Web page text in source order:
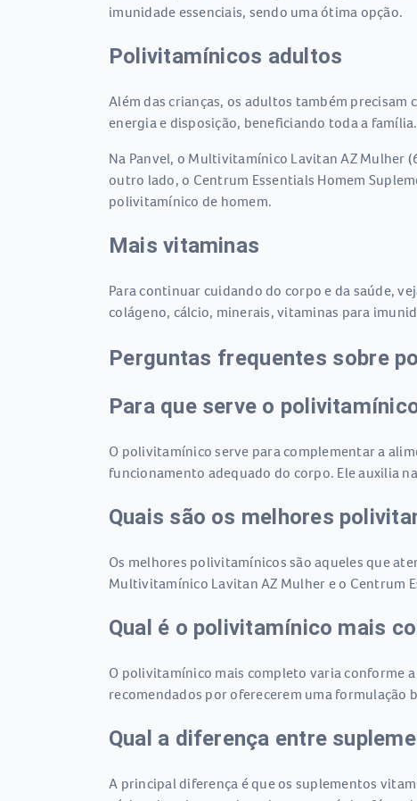
imunidade essenciais, sendo uma ótima opção.
Polivitamínicos adultos
Além das crianças, os adultos também precisam
energia e disposição, beneficiando toda a família.
Na Panvel, o Multivitamínico Lavitan AZ Mulher
outro lado, o Centrum Essentials Homem
polivitamínico de homem.
Mais vitaminas
Para continuar cuidando do corpo e da saúde,
colágeno, cálcio, minerais, vitaminas para
Perguntas frequentes sobre
Para que serve o
O polivitamínico serve para complementar a
funcionamento adequado do corpo. Ele auxilia
Quais são os melhores
Os melhores polivitamínicos são aqueles que
Multivitamínico Lavitan AZ Mulher e o Centrum
Qual é o polivitamínico mais
O polivitamínico mais completo varia conforme
recomendados por oferecerem uma formulação
Qual a diferença entre
A principal diferença é que os suplementos